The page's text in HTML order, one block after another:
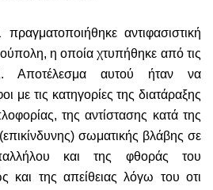
αντιφασιστική
η οποία χτυπήθηκε από τις
Αποτέλεσμα αυτού ήταν να
ι με τις κατηγορίες της διατάραξης
της αντίστασης κατά της
σωματικής βλάβης σε
και της φθοράς του
και της απείθειας λόγω του οτι